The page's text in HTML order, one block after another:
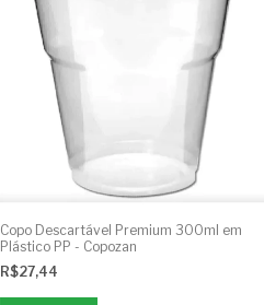
Copo Descartável Premium 300ml em
Plástico PP - Copozan
R$27,44